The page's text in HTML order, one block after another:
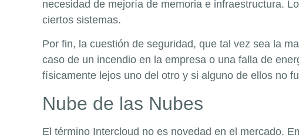
necesidad de mejoría de memoria e infraestructura.
ciertos sistemas.
Por fin, la cuestión de seguridad, que tal vez sea la
caso de un incendio en la empresa o una falla de
físicamente lejos uno del otro y si alguno de ellos no
Nube de las Nubes
El término Intercloud no es novedad en el mercado.